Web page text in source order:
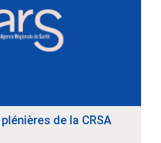
de la CRSA